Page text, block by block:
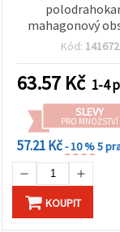
mahagonový
kulaté, 6 mm,
Kód: 141672
63.57 Kč 1-4
SLEVY
PRO MNOŽSTVÍ
57.21 Kč- 10 %5
KOUPIT